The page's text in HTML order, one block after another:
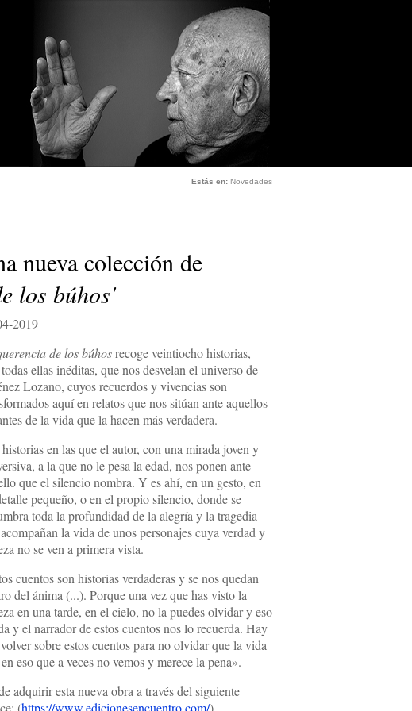
Estás en: Novedades
nueva colección de
los búhos'
2019
de los búhosrecoge veintiocho historias,
ellas inéditas, que nos desvelan el universo de
Lozano, cuyos recuerdos y vivencias son
aquí en relatos que nos sitúan ante aquellos
de la vida que la hacen más verdadera.
en las que el autor, con una mirada joven y
a la que no le pesa la edad, nos ponen ante
que el silencio nombra. Y es ahí, en un gesto, en
pequeño, o en el propio silencio, donde se
toda la profundidad de la alegría y la tragedia
la vida de unos personajes cuya verdad y
no se ven a primera vista.
cuentos son historias verdaderas y se nos quedan
del ánima (...). Porque una vez que has visto la
en una tarde, en el cielo, no la puedes olvidar y eso
y el narrador de estos cuentos nos lo recuerda. Hay
sobre estos cuentos para no olvidar que la vida
eso que a veces no vemos y merece la pena».
adquirir esta nueva obra a través del siguiente
(https://www.edicionesencuentro.com/).